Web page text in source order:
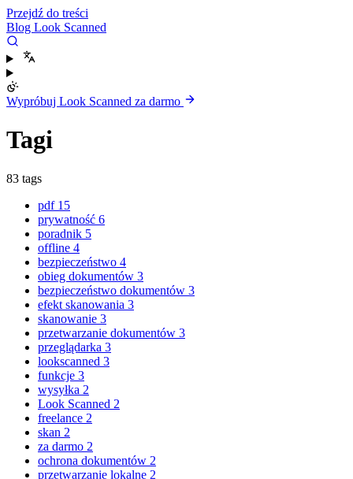
Przejdź do treści
Blog Look Scanned
Wypróbuj Look Scanned za darmo
Tagi
83 tags
pdf 15
prywatność 6
poradnik 5
offline 4
bezpieczeństwo 4
obieg dokumentów 3
bezpieczeństwo dokumentów 3
efekt skanowania 3
skanowanie 3
przetwarzanie dokumentów 3
przeglądarka 3
lookscanned 3
funkcje 3
wysyłka 2
Look Scanned 2
freelance 2
skan 2
za darmo 2
ochrona dokumentów 2
przetwarzanie lokalne 2